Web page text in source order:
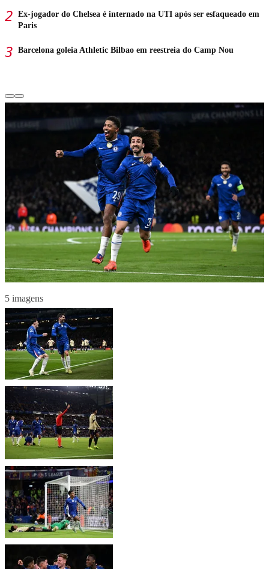
Ex-jogador do Chelsea é internado na UTI após ser esfaqueado em
Paris
Barcelona goleia Athletic Bilbao em reestreia do Camp Nou
5 imagens